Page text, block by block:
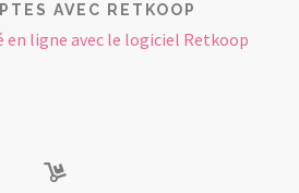
AVEC RETKOOP
ligne avec le logiciel Retkoop